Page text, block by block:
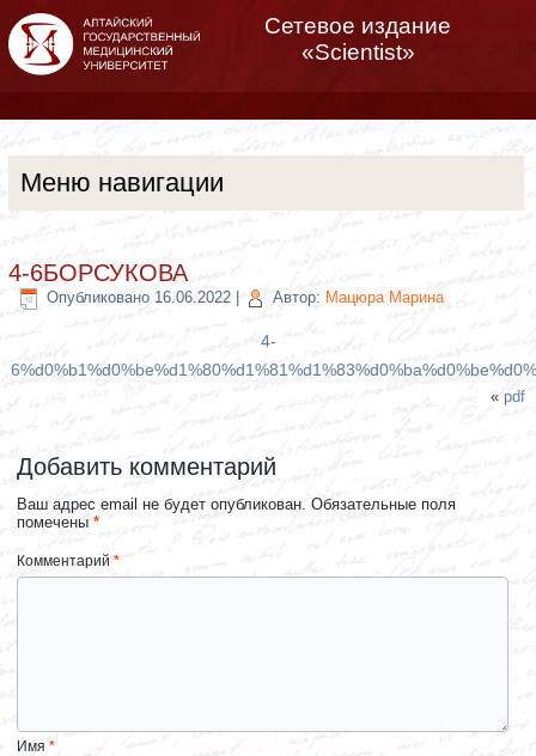
Сетевое издание
«Scientist»
Меню навигации
4-6БОРСУКОВА
Опубликовано 16.06.2022 Автор: Мацюра Марина
4-
« pdf
Добавить комментарий
Ваш адрес email не будет опубликован. Обязательные поля
помечены*
Комментарий*
Имя*